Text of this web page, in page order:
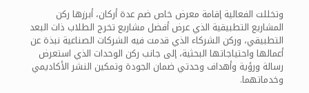
وتخللت الفعالية إقامة معرض خاص ضم عدة أركان، أبرزها ركن
المشاريع التطبيقية الذي عرض أفضل مشاريع تخرج الطلاب ذات البعد
التطبيقي، وركن الشركاء الذي قدمت فيه الشركات الصناعية نبذة عن
أعمالها واحتياجاتها البحثية، إلى جانب ركن الوحدات الذي استعرض
رسالة ورؤية وأهداف وحدتي ضمان الجودة وتمكين النشر الأكاديمي
وخدماتهما.